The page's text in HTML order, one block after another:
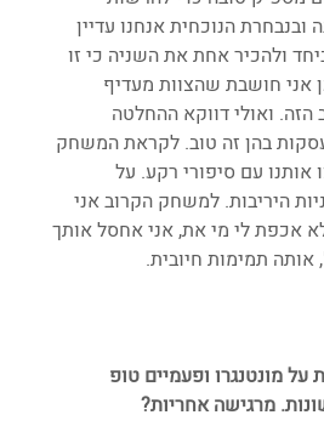
הנוכחית אנחנו עדיין
ולהכיר אחת את השניה כי זו
אני חושבת שהצוות מעדיף
ואולי דווקא ההחלטה
בהן זה טוב. לקראת המשחק
אותנו עם סיפורי רקע. על
היריבות. למשחק הקרוב אני
אכפת לי מי את, אני אחסל אותך
אותה תמימות חיובית.
2 ניצחונות על מונטנגרו ופעמיים טופ